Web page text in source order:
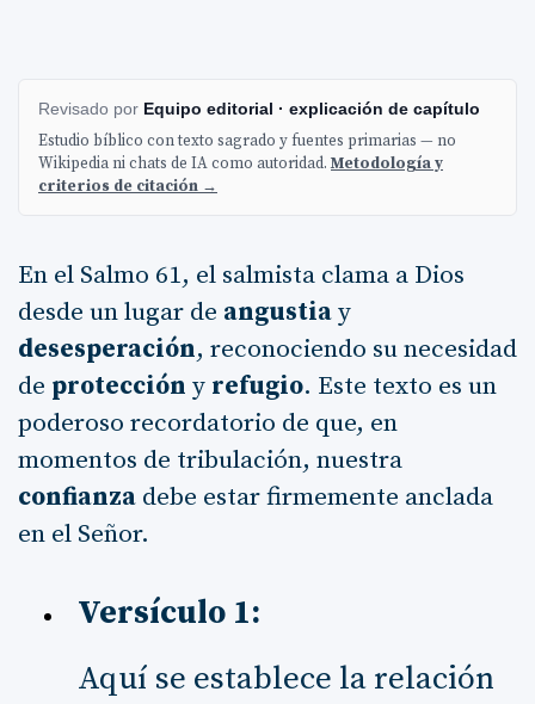
Revisado por Equipo editorial · explicación de capítulo
Estudio bíblico con texto sagrado y fuentes primarias — no
Wikipedia ni chats de IA como autoridad.Metodología y
criterios de citación →
En el Salmo 61, el salmista clama a Dios
desde un lugar de angustiay
desesperación, reconociendo su necesidad
de protección y refugio. Este texto es un
poderoso recordatorio de que, en
momentos de tribulación, nuestra
confianza debe estar firmemente anclada
en el Señor.
Versículo 1:
Aquí se establece la relación